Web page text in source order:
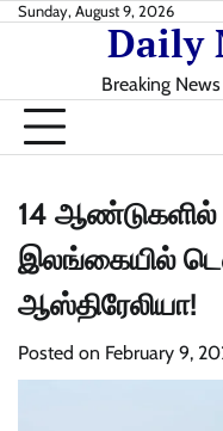
SkipSunday, August 9, 2026
Daily
Breaking
14 ஆண்டுகளில்
இலங்கையில்
ஆஸ்திரேலியா!
Posted on February 9,